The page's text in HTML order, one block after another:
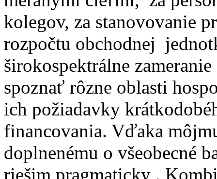
kolegov, za stanovovanie
rozpočtu obchodnej
širokospektrálne
spoznať rôzne oblasti
ich požiadavky
financovania. Vďaka
doplnenému o všeobecné
riešim pragmaticky .